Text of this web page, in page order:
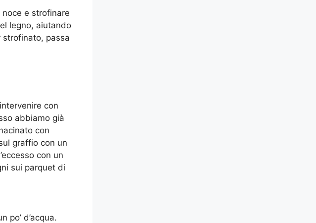
noce e strofinare
legno, aiutando
strofinato, passa
con
abbiamo già
con
graffio con un
con un
sui parquet di
po’ d’acqua.